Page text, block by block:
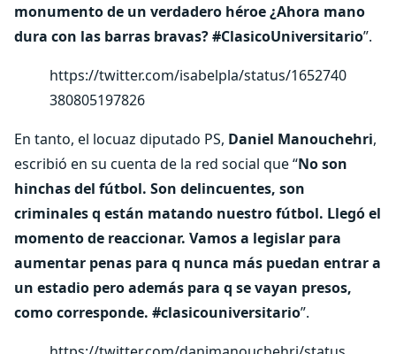
monumento de un verdadero héroe ¿Ahora mano
dura con las barras bravas? #ClasicoUniversitario”.
https://twitter.com/isabelpla/status/1652740
380805197826
En tanto, el locuaz diputado PS, Daniel Manouchehri,
escribió en su cuenta de la red social que “No son
hinchas del fútbol. Son delincuentes, son
criminales q están matando nuestro fútbol. Llegó el
momento de reaccionar. Vamos a legislar para
aumentar penas para q nunca más puedan entrar a
un estadio pero además para q se vayan presos,
como corresponde. #clasicouniversitario”.